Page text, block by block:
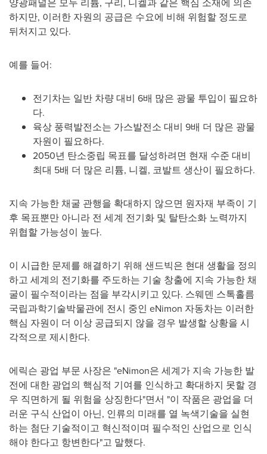
하지만, 이러한 자원의 공급은 수요에 비해 위험할 정도로
뒤처지고 있다.
예를 들어:
전기차는 일반 차량 대비 6배 많은 광물 투입이 필요하
다.
육상 풍력발전소는 가스발전소 대비 9배 더 많은 광물
자원이 필요하다.
2050년 탄소중립 목표를 달성하려면 현재 수준 대비
최대 5배 더 많은 리튬, 니켈, 코발트 생산이 필요하다.
지속 가능한 채굴 관행을 확대하지 않으면 원자재 부족이 기
후 목표뿐만 아니라 전 세계 전기화 및 탈탄소화 노력까지
위협할 가능성이 높다.
이 시급한 문제를 해결하기 위해 샌드빅은 현대 생활을 정의
하고 세계의 전기화를 주도하는 기술 창출에 지속 가능한 채
굴이 필수적이라는 점을 부각시키고 있다. 스웨덴 스톡홀름
국립과학기술박물관에 전시 중인 eNimon 자동차는 이러한
핵심 자원이 더 이상 공급되지 않을 경우 발생할 상황을 시
각적으로 제시한다.
에릭슨 광업 부문 사장은 "eNimon은 세계가 지속 가능한 발
전에 대한 광업의 핵심적 기여를 인식하고 확대하지 못할 경
우 직면하게 될 위험을 상징한다"면서 "이 작품은 광업을 더
러운 구식 산업이 아닌, 인류의 미래를 열 녹색기술을 실현
하는 첨단 기술적이고 혁신적이며 필수적인 산업으로 인식
해야 한다고 항변한다"고 말했다.